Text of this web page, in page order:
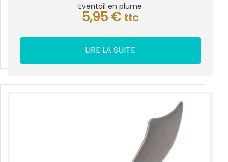
Eventail en plume
5,95 € ttc
LIRE LA SUITE